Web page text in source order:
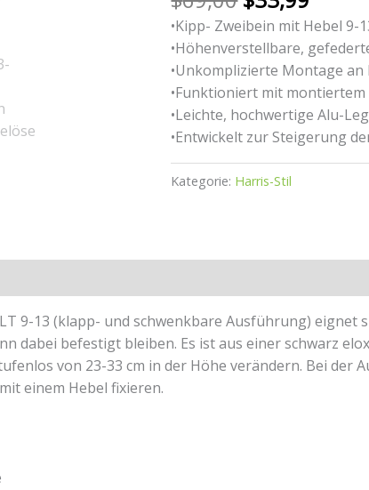
•Kipp- Zweibein mit Hebel 9-
•Höhenverstellbare,
•Unkomplizierte Montage an
•Funktioniert mit montiertem
•Leichte, hochwertige Alu-
•Entwickelt zur Steigerung
Kategorie: Harris-Stil
9-13 (klapp- und schwenkbare Ausführung)
dabei befestigt bleiben. Es ist aus einer schwarz
von 23-33 cm in der Höhe verändern. Bei der
einem Hebel fixieren.